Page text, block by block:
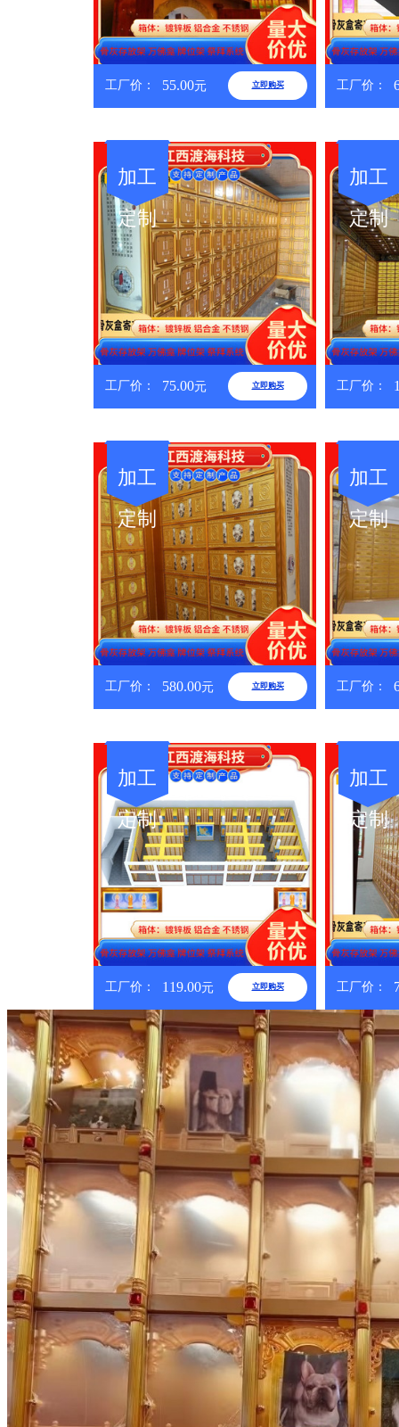
工厂价： 55.00元 立即购买 工厂价：
加工
定制
工厂价： 75.00元 立即购买
加工
定制
工厂价：
加工
定制
工厂价： 580.00元 立即购买
加工
定制
工厂价：
加工
定制
工厂价： 119.00元 立即购买
加工
定制
工厂价：